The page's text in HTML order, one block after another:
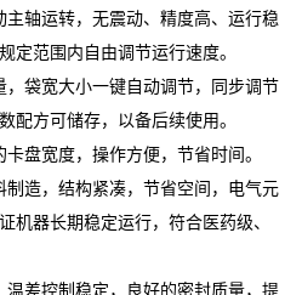
轴运转，无震动、精度高、运行稳
定范围内自由调节运行速度。
，袋宽大小一键自动调节，同步调节
配方可储存，以备后续使用。
盘宽度，操作方便，节省时间。
制造，结构紧凑，节省空间，电气元
机器长期稳定运行，符合医药级、
温差控制稳定，良好的密封质量，提